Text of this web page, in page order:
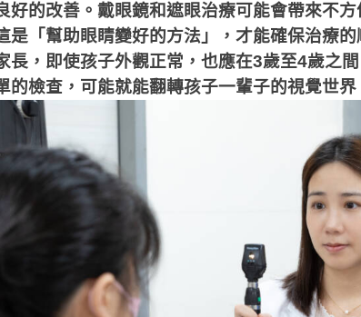
好的改善。戴眼鏡和遮眼治療可能會帶來不
是「幫助眼睛變好的方法」，才能確保治療
長，即使孩子外觀正常，也應在3歲至4歲之間
的檢查，可能就能翻轉孩子一輩子的視覺世界